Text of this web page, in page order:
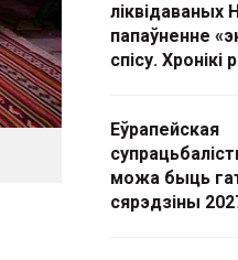
ліквідаваных
папаўненне
спісу. Хронікі
Еўрапейская
можа быць
сярэдзіны